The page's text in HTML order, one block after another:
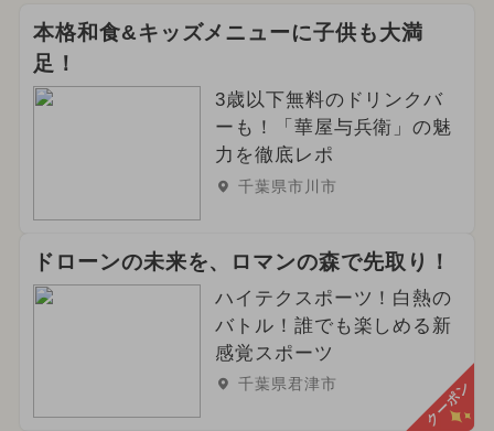
本格和食&キッズメニューに子供も大満
足！
3歳以下無料のドリンクバ
ーも！「華屋与兵衛」の魅
力を徹底レポ
千葉県市川市
ドローンの未来を、ロマンの森で先取り！
ハイテクスポーツ！白熱の
バトル！誰でも楽しめる新
感覚スポーツ
千葉県君津市 クーポン